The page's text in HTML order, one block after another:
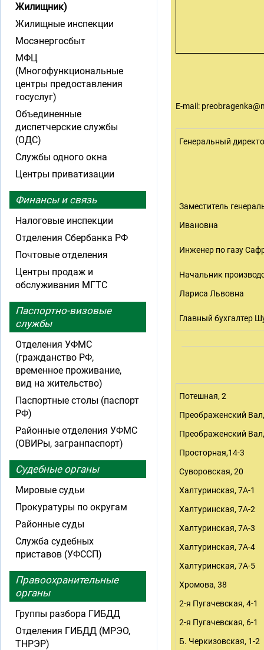
E-mail:
Генеральный
Заместитель
Ивановна
Инженер по газу
Начальник
Лариса Львовна
Главный бухгалтер
Потешная, 2
Преображенский
Преображенский
Просторная,14-3
Суворовская, 20
Халтуринская, 7А-1
Халтуринская, 7А-2
Халтуринская, 7А-3
Халтуринская, 7А-4
Халтуринская, 7А-5
Хромова, 38
2-я Пугачевская, 4-1
2-я Пугачевская, 6-1
Б. Черкизовская, 1-2
Жилищник)
Жилищные инспекции
Мосэнергосбыт
МФЦ
(Многофункциональные
центры предоставления
госуслуг)
Объединенные
диспетчерские службы
(ОДС)
Службы одного окна
Центры приватизации
Финансы и связь
Налоговые инспекции
Отделения Сбербанка РФ
Почтовые отделения
Центры продаж и
обслуживания МГТС
Паспортно-визовые
службы
Отделения УФМС
(гражданство РФ,
временное проживание,
вид на жительство)
Паспортные столы (паспорт
РФ)
Районные отделения УФМС
(ОВИРы, загранпаспорт)
Судебные органы
Мировые судьи
Прокуратуры по округам
Районные суды
Служба судебных
приставов (УФССП)
Правоохранительные
органы
Группы разбора ГИБДД
Отделения ГИБДД (МРЭО,
ТНРЭР)